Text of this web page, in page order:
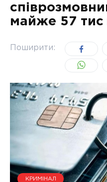
УКРАЇНА
майже 57 тис
Поширити:
КРИМІНАЛ